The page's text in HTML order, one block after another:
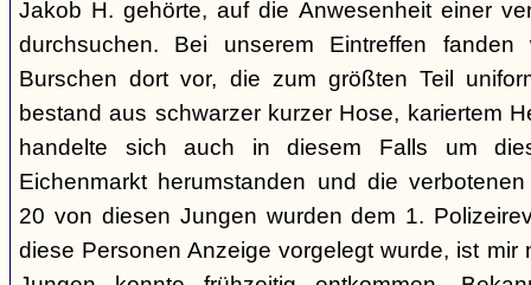
Jakob H. gehörte, auf die Anwesenheit einer
durchsuchen. Bei unserem Eintreffen
Burschen dort vor, die zum größten Teil
bestand aus schwarzer kurzer Hose, kariertem
handelte sich auch in diesem Falls um
Eichenmarkt herumstanden und die
20 von diesen Jungen wurden dem 1.
diese Personen Anzeige vorgelegt wurde, ist mir